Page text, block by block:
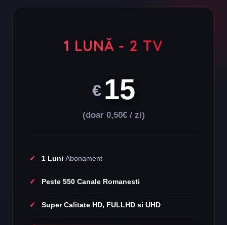
1 LUNĂ - 2 TV
€ 15
(doar 0,50€ / zi)
1 Luni Abonament
Peste 550 Canale Romanesti
Super Calitate HD, FULLHD si UHD